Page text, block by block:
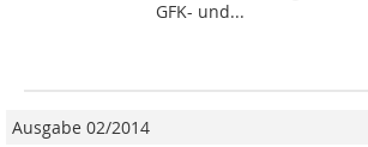
GFK- und...
Ausgabe 02/2014